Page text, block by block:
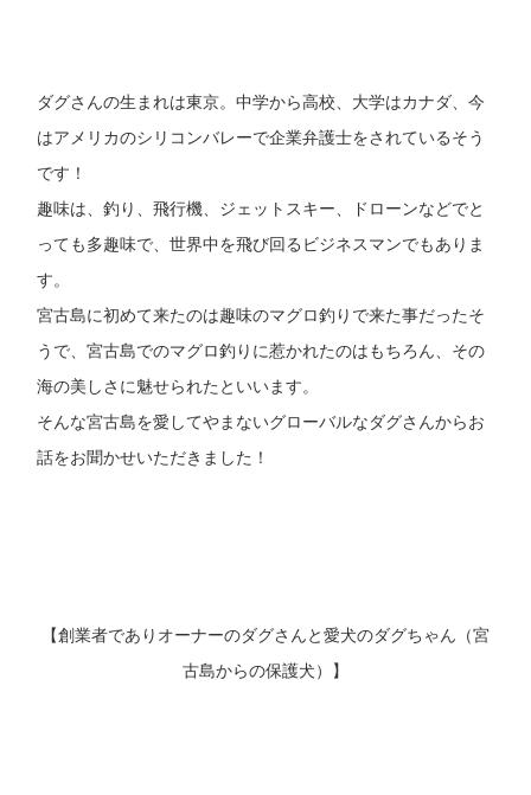
ダグさんの生まれは東京。中学から高校、大学はカナダ、今
はアメリカのシリコンバレーで企業弁護士をされているそう
です！
趣味は、釣り、飛行機、ジェットスキー、ドローンなどでと
っても多趣味で、世界中を飛び回るビジネスマンでもありま
す。
宮古島に初めて来たのは趣味のマグロ釣りで来た事だったそ
うで、宮古島でのマグロ釣りに惹かれたのはもちろん、その
海の美しさに魅せられたといいます。
そんな宮古島を愛してやまないグローバルなダグさんからお
話をお聞かせいただきました！
【創業者でありオーナーのダグさんと愛犬のダグちゃん（宮
古島からの保護犬）】